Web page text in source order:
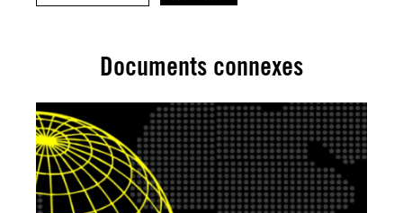
Documents connexes